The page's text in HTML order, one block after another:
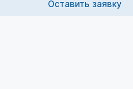
Оставить заявку